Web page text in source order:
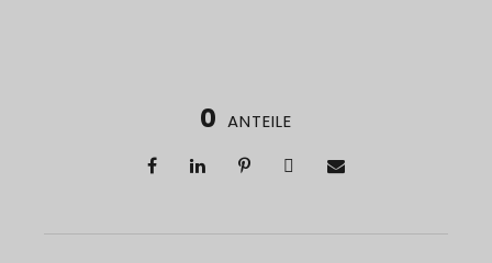
0 ANTEILE